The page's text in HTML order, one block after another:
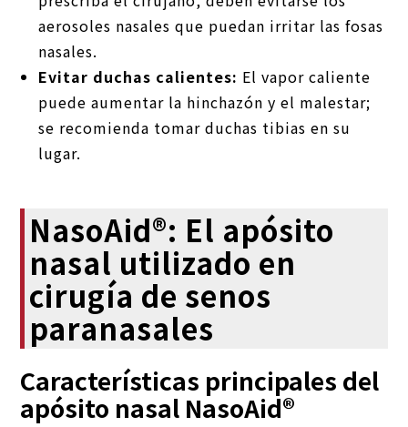
aerosoles nasales que puedan irritar las fosas
nasales.
Evitar duchas calientes: El vapor caliente
puede aumentar la hinchazón y el malestar;
se recomienda tomar duchas tibias en su
lugar.
NasoAid®: El apósito
nasal utilizado en
cirugía de senos
paranasales
Características principales del
apósito nasal NasoAid®